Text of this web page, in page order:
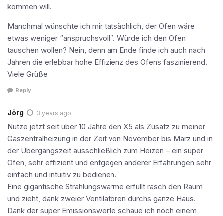
kommen will.
Manchmal wünschte ich mir tatsächlich, der Ofen wäre
etwas weniger “anspruchsvoll”. Würde ich den Ofen
tauschen wollen? Nein, denn am Ende finde ich auch nach
Jahren die erlebbar hohe Effizienz des Ofens faszinierend.
Viele Grüße
Reply
Jörg 3 years ago
Nutze jetzt seit über 10 Jahre den X5 als Zusatz zu meiner
Gaszentralheizung in der Zeit von November bis März und in
der Übergangszeit ausschließlich zum Heizen – ein super
Ofen, sehr effizient und entgegen anderer Erfahrungen sehr
einfach und intuitiv zu bedienen.
Eine gigantische Strahlungswärme erfüllt rasch den Raum
und zieht, dank zweier Ventilatoren durchs ganze Haus.
Dank der super Emissionswerte schaue ich noch einem